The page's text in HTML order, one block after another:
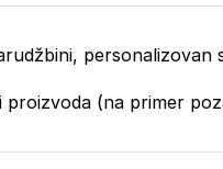
personalizovan
(na primer